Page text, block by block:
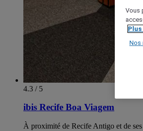
4.3 / 5
ibis Recife Boa Viagem
À proximité de Recife Antigo et de ses
Vous
Nos